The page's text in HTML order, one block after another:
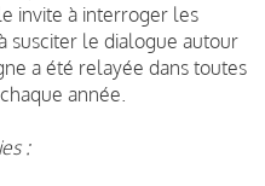
invite à interroger les
susciter le dialogue autour
a été relayée dans toutes
année.
: